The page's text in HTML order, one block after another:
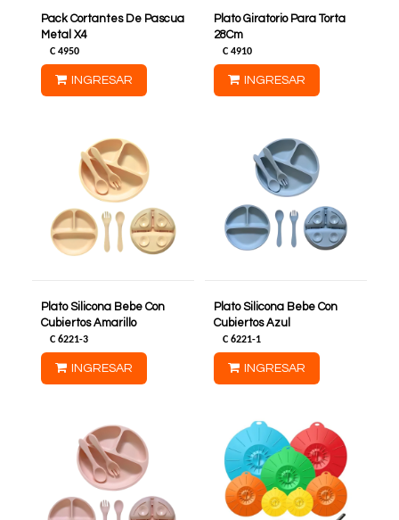
Pack Cortantes De Pascua
Metal X4
C 4950
INGRESAR
Plato Giratorio Para Torta
28Cm
C 4910
INGRESAR
Plato Silicona Bebe Con
Cubiertos Amarillo
C 6221-3
INGRESAR
Plato Silicona Bebe Con
Cubiertos Azul
C 6221-1
INGRESAR